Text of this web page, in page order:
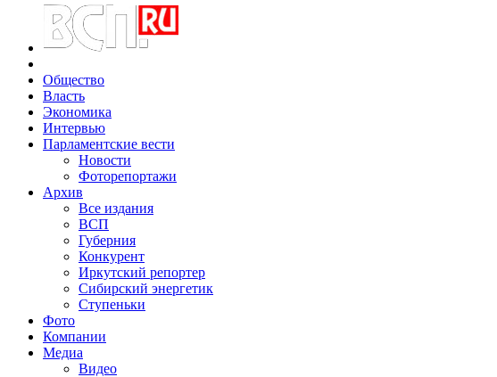
Общество
Власть
Экономика
Интервью
Парламентские вести
Новости
Фоторепортажи
Архив
Все издания
ВСП
Губерния
Конкурент
Иркутский репортер
Сибирский энергетик
Ступеньки
Фото
Компании
Медиа
Видео